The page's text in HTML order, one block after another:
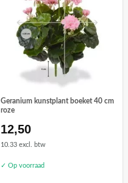
Geranium kunstplant boeket 40 cm
roze
12,50
10.33 excl. btw
✓ Op voorraad